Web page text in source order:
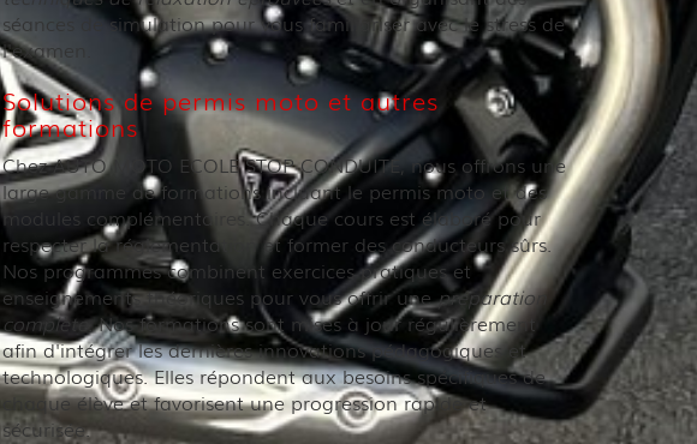
séances de simulation pour vous familiariser avec le stress de
l'examen.
Solutions de permis moto et autres
formations
Chez AUTO MOTO ECOLE STOP CONDUITE, nous offrons une
large gamme de formations incluant le permis moto et des
modules complémentaires. Chaque cours est élaboré pour
respecter la réglementation et former des conducteurs sûrs.
Nos programmes combinent exercices pratiques et
enseignements théoriques pour vous offrir unepréparation
complète. Nos formations sont mises à jour régulièrement
afin d'intégrer les dernières innovations pédagogiques et
technologiques. Elles répondent aux besoins spécifiques de
chaque élève et favorisent une progression rapide et
sécurisée.